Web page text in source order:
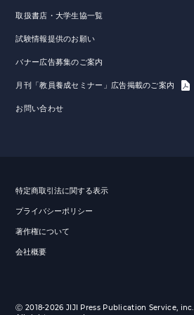
取扱書店・大学生協一覧
試験情報提供のお願い
バナー広告募集のご案内
月刊「教員養成セミナー」広告掲載のご案内
お問い合わせ
特定商取引法に関する表示
プライバシーポリシー
著作権について
会社概要
Ⓒ 2018-2026 JIJI Press Publication Service, inc.